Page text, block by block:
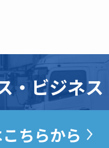
・ビジネス
ちらから